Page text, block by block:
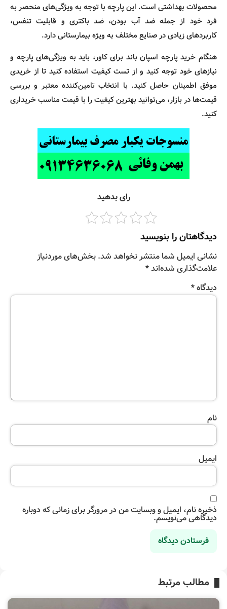
محصولات بهداشتی است. این پارچه با توجه به ویژگی‌های منحصر به
فرد خود از جمله ضد آب بودن، ضد باکتری و قابلیت تنفس،
کاربردهای زیادی در صنایع مختلف به ویژه بیمارستانی دارد.
هنگام خرید پارچه اسپان باند برای کاور، باید به ویژگی‌های پارچه و
نیازهای خود توجه کنید و از تست کیفیت استفاده کنید تا از خریدی
موفق اطمینان حاصل کنید. با انتخاب تامین‌کننده معتبر و بررسی
قیمت‌ها در بازار، می‌توانید بهترین کیفیت را با قیمت مناسب خریداری
کنید.
رای بدهید
دیدگاهتان را بنویسید
نشانی ایمیل شما منتشر نخواهد شد. بخش‌های موردنیاز
علامت‌گذاری شده‌اند*
دیدگاه*
نام
ایمیل
ذخیره نام، ایمیل و وبسایت من در مرورگر برای زمانی که دوباره
دیدگاهی می‌نویسم.
مطالب مرتبط